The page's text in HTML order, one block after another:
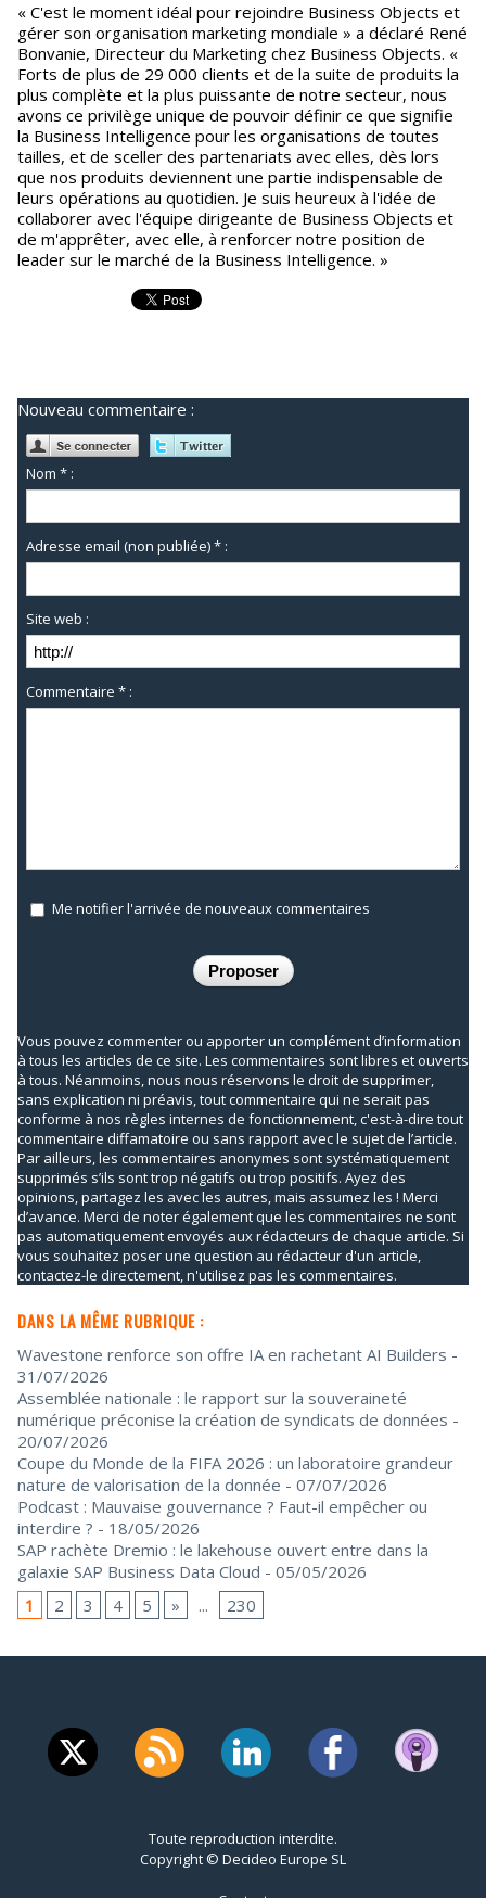
« C'est le moment idéal pour rejoindre Business Objects et
gérer son organisation marketing mondiale » a déclaré René
Bonvanie, Directeur du Marketing chez Business Objects. «
Forts de plus de 29 000 clients et de la suite de produits la
plus complète et la plus puissante de notre secteur, nous
avons ce privilège unique de pouvoir définir ce que signifie
la Business Intelligence pour les organisations de toutes
tailles, et de sceller des partenariats avec elles, dès lors
que nos produits deviennent une partie indispensable de
leurs opérations au quotidien. Je suis heureux à l'idée de
collaborer avec l'équipe dirigeante de Business Objects et
de m'apprêter, avec elle, à renforcer notre position de
leader sur le marché de la Business Intelligence. »
Nouveau commentaire :
Nom * :
Adresse email (non publiée) * :
Site web :
Commentaire * :
Me notifier l'arrivée de nouveaux commentaires
Vous pouvez commenter ou apporter un complément d’information
à tous les articles de ce site. Les commentaires sont libres et ouverts
à tous. Néanmoins, nous nous réservons le droit de supprimer,
sans explication ni préavis, tout commentaire qui ne serait pas
conforme à nos règles internes de fonctionnement, c'est-à-dire tout
commentaire diffamatoire ou sans rapport avec le sujet de l’article.
Par ailleurs, les commentaires anonymes sont systématiquement
supprimés s’ils sont trop négatifs ou trop positifs. Ayez des
opinions, partagez les avec les autres, mais assumez les ! Merci
d’avance. Merci de noter également que les commentaires ne sont
pas automatiquement envoyés aux rédacteurs de chaque article. Si
vous souhaitez poser une question au rédacteur d'un article,
contactez-le directement, n'utilisez pas les commentaires.
DANS LA MÊME RUBRIQUE :
Wavestone renforce son offre IA en rachetant AI Builders -
31/07/2026
Assemblée nationale : le rapport sur la souveraineté
numérique préconise la création de syndicats de données -
20/07/2026
Coupe du Monde de la FIFA 2026 : un laboratoire grandeur
nature de valorisation de la donnée - 07/07/2026
Podcast : Mauvaise gouvernance ? Faut-il empêcher ou
interdire ? - 18/05/2026
SAP rachète Dremio : le lakehouse ouvert entre dans la
galaxie SAP Business Data Cloud - 05/05/2026
1
2 3 4 5 » ... 230
Toute reproduction interdite.
Copyright © Decideo Europe SL